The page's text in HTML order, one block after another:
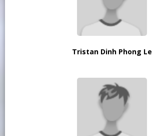
Tristan Dinh Phong Le